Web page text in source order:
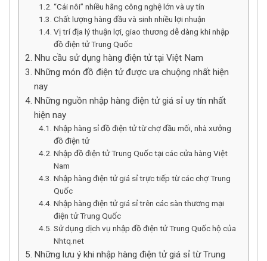
“Cái nôi” nhiều hãng công nghệ lớn và uy tín
Chất lượng hàng đầu và sinh nhiều lợi nhuận
Vị trí địa lý thuận lợi, giao thương dễ dàng khi nhập
đồ điện tử Trung Quốc
Nhu cầu sử dụng hàng điện tử tại Việt Nam
Những món đồ điện tử được ưa chuộng nhất hiện
nay
Những nguồn nhập hàng điện tử giá sỉ uy tín nhất
hiện nay
Nhập hàng sỉ đồ điện tử từ chợ đầu mối, nhà xưởng
đồ điện tử
Nhập đồ điện tử Trung Quốc tại các cửa hàng Việt
Nam
Nhập hàng điện tử giá sỉ trực tiếp từ các chợ Trung
Quốc
Nhập hàng điện tử giá sỉ trên các sàn thương mại
điện tử Trung Quốc
Sử dụng dịch vụ nhập đồ điện tử Trung Quốc hộ của
Nhtq.net
Những lưu ý khi nhập hàng điện tử giá sỉ từ Trung